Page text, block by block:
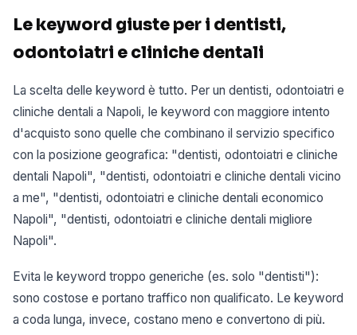
Le keyword giuste per i dentisti,
odontoiatri e cliniche dentali
La scelta delle keyword è tutto. Per un dentisti, odontoiatri e
cliniche dentali a Napoli, le keyword con maggiore intento
d'acquisto sono quelle che combinano il servizio specifico
con la posizione geografica: "dentisti, odontoiatri e cliniche
dentali Napoli", "dentisti, odontoiatri e cliniche dentali vicino
a me", "dentisti, odontoiatri e cliniche dentali economico
Napoli", "dentisti, odontoiatri e cliniche dentali migliore
Napoli".
Evita le keyword troppo generiche (es. solo "dentisti"):
sono costose e portano traffico non qualificato. Le keyword
a coda lunga, invece, costano meno e convertono di più.